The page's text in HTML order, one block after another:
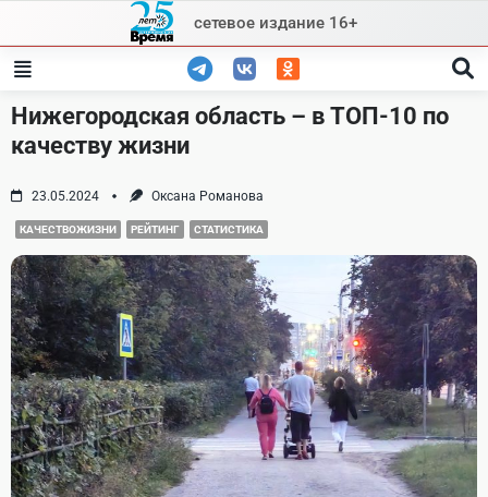
content
сетевое издание 16+
Нижегородская область – в ТОП-10 по
качеству жизни
23.05.2024 Оксана Романова
КАЧЕСТВОЖИЗНИ РЕЙТИНГ СТАТИСТИКА